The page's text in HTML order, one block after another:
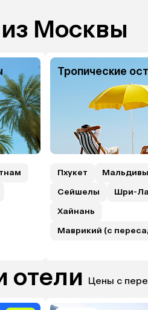
Москвы
Тропические
Пхукет
Мальдивы
Сейшелы
Шри-
Хайнань
Маврикий (с
отели Цены с